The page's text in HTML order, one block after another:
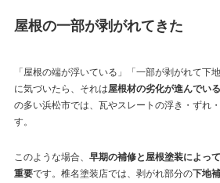
屋根の一部が剥がれてきた
「屋根の端が浮いている」「一部が剥がれて下
に気づいたら、それは屋根材の劣化が進んでい
の多い浜松市では、瓦やスレートの浮き・ずれ
す。
このような場合、 早期の補修と屋根塗装によっ
重要です。椎名塗装店では、剥がれ部分の下地